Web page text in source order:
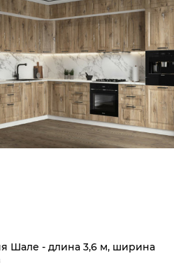
Шале - длина 3,6 м, ширина